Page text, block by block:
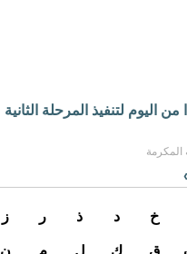
اليوم لتنفيذ المرحلة الثانية
خ د ذ ر ز
ق ك ل م ن